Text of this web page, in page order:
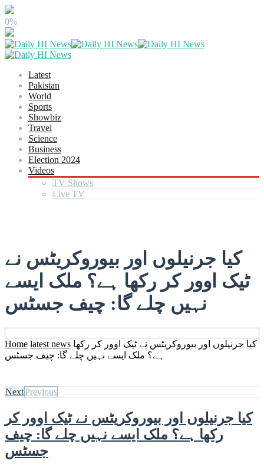
0%
Latest
Pakistan
World
Sports
Showbiz
Travel
Science
Business
Election 2024
Videos
TV Shows
Live TV
کیا جرنیلوں اور بیوروکریٹس نے
ٹیک اوور کر رکھا ہے؟ ملک ایسے
نہیں چلے گا: چیف جسٹس
Home latest news کیا جرنیلوں اور بیوروکریٹس نے ٹیک اوور کر رکھا
ہے؟ ملک ایسے نہیں چلے گا: چیف جسٹس
NextPrevious
کیا جرنیلوں اور بیوروکریٹس نے ٹیک اوور کر
رکھا ہے؟ ملک ایسے نہیں چلے گا: چیف
جسٹس